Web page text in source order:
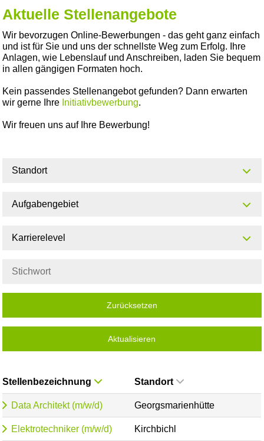
Aktuelle Stellenangebote
Wir bevorzugen Online-Bewerbungen - das geht ganz einfach
und ist für Sie und uns der schnellste Weg zum Erfolg. Ihre
Anlagen, wie Lebenslauf und Anschreiben, laden Sie bequem
in allen gängigen Formaten hoch.
Kein passendes Stellenangebot gefunden? Dann erwarten
wir gerne Ihre Initiativbewerbung.
Wir freuen uns auf Ihre Bewerbung!
Standort
Aufgabengebiet
Karrierelevel
Zurücksetzen
Aktualisieren
Stellenbezeichnung Standort
Data Architekt (m/w/d) Georgsmarienhütte
Elektrotechniker (m/w/d) Kirchbichl